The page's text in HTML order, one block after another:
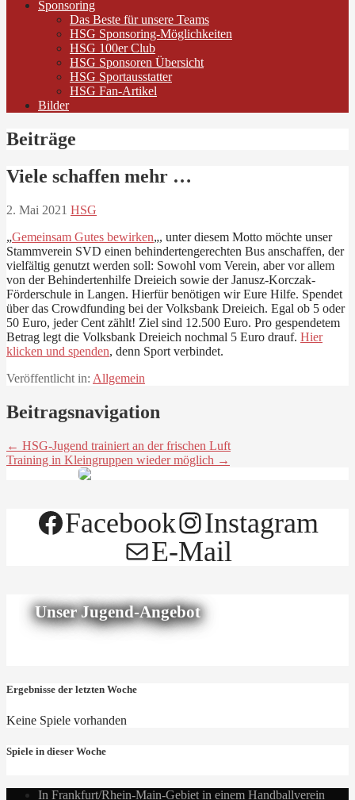
Sponsoring
Das Beste für unsere Teams
HSG Sponsoring-Möglichkeiten
HSG 100er Club
HSG Sponsoren Übersicht
HSG Sportausstatter
HSG Fan-Artikel
Bilder
Beiträge
Viele schaffen mehr …
2. Mai 2021 HSG
„Gemeinsam Gutes bewirken„, unter diesem Motto möchte unser
Stammverein SVD einen behindertengerechten Bus anschaffen, der
vielfältig genutzt werden soll: Sowohl vom Verein, aber vor allem
von der Behindertenhilfe Dreieich sowie der Janusz-Korczak-
Förderschule in Langen. Hierfür benötigen wir Eure Hilfe. Spendet
über das Crowdfunding bei der Volksbank Dreieich. Egal ob 5 oder
50 Euro, jeder Cent zählt! Ziel sind 12.500 Euro. Pro gespendetem
Betrag legt die Volksbank Dreieich nochmal 5 Euro drauf. Hier
klicken und spenden, denn Sport verbindet.
Veröffentlicht in: Allgemein
Beitragsnavigation
← HSG-Jugend trainiert an der frischen Luft
Training in Kleingruppen wieder möglich →
Facebook
Instagram
E-Mail
Unser Jugend-Angebot
Ergebnisse der letzten Woche
Keine Spiele vorhanden
Spiele in dieser Woche
In Frankfurt/Rhein-Main-Gebiet in einem Handballverein